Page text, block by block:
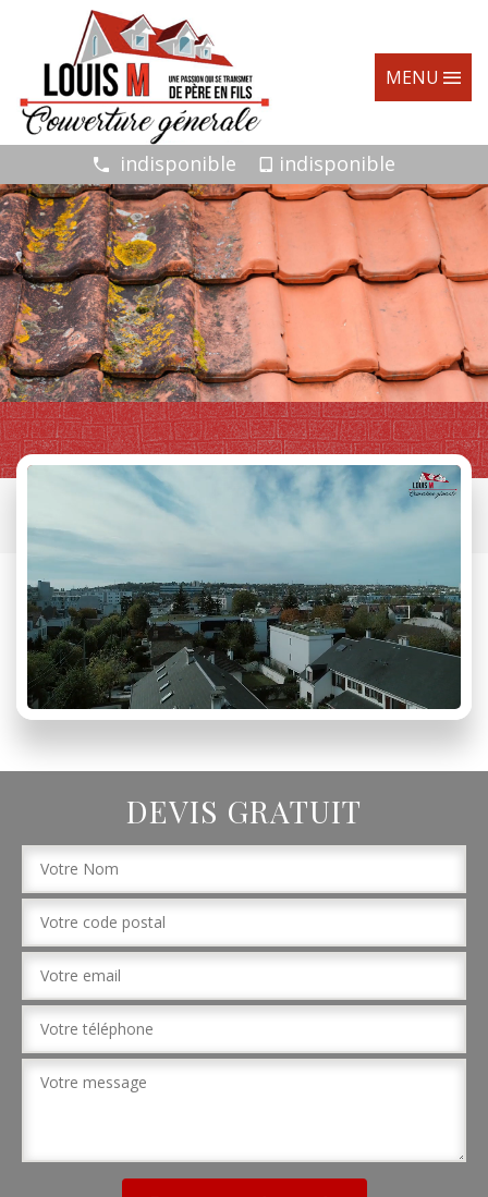
MENU
indisponible indisponible
DEVIS GRATUIT